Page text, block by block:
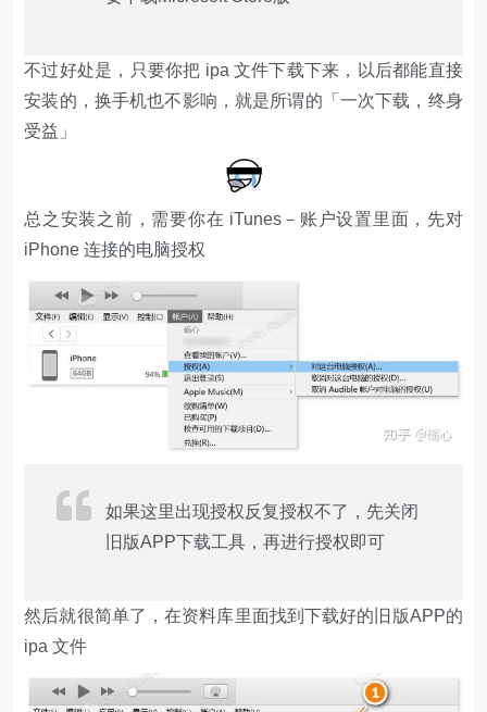
不过好处是，只要你把 ipa 文件下载下来，以后都能直接
安装的，换手机也不影响，就是所谓的「一次下载，终身
受益」
总之安装之前，需要你在 iTunes－账户设置里面，先对
iPhone 连接的电脑授权
如果这里出现授权反复授权不了，先关闭
旧版APP下载工具，再进行授权即可
然后就很简单了，在资料库里面找到下载好的旧版APP的
ipa 文件